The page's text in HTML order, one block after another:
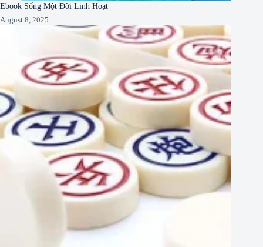
Ebook Sống Một Đời Linh Hoạt
August 8, 2025